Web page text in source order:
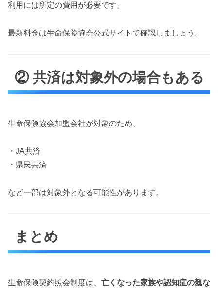
利用には所定の費用が必要です。
最新料金は生命保険協会公式サイトで確認しましょう。
② 共済は対象外の場合もある
生命保険協会加盟会社が対象のため、
・JA共済
・県民共済
など一部は対象外となる可能性があります。
まとめ
生命保険契約照会制度は、 亡くなった家族や認知症の親な